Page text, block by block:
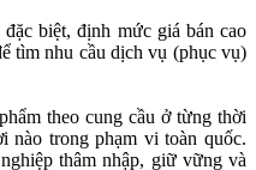
biệt, định mức giá bán cao
tìm nhu cầu dịch vụ (phục vụ)
theo cung cầu ở từng thời
nào trong phạm vi toàn quốc.
thâm nhập, giữ vững và